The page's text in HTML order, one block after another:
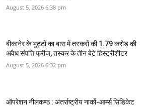
August 5, 2026 6:38 pm
बीकानेर के भुट्टों का बास में तस्‍करों की 1.79 करोड़ की
अवैध संपत्ति फ्रीज, तस्‍कर के तीन बेटे हिस्‍ट्रीशीटर
August 5, 2026 6:32 pm
ऑपरेशन नीलकण्ठ : अंतर्राष्ट्रीय नार्को-आर्म्स सिंडिकेट